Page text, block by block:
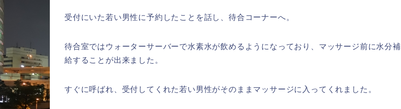
受付にいた若い男性に予約したことを話し、待合コーナーへ。
待合室ではウォーターサーバーで水素水が飲めるようになっており、マッサージ前に水分補
給することが出来ました。
すぐに呼ばれ、受付してくれた若い男性がそのままマッサージに入ってくれました。